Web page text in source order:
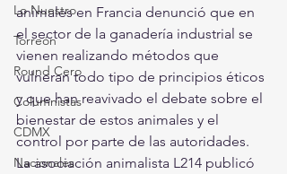
Lo Nuestro
Torreón
Round Cero
Columnistas
CDMX
Nacionales
animales en Francia denunció que en
el sector de la ganadería industrial se
vienen realizando métodos que
vulneran todo tipo de principios éticos
y que han reavivado el debate sobre el
bienestar de estos animales y el
control por parte de las autoridades.
La asociación animalista L214 publicó